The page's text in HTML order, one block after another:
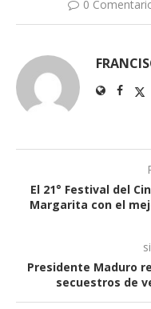
0
El 21° Festival del
Margarita con el
Presidente Maduro
secuestros de